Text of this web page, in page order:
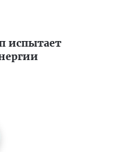
испытает